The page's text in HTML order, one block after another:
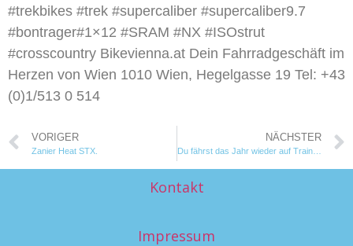
#trekbikes #trek #supercaliber #supercaliber9.7
#bontrager#1×12 #SRAM #NX #ISOstrut
#crosscountry Bikevienna.at Dein Fahrradgeschäft im
Herzen von Wien 1010 Wien, Hegelgasse 19 Tel: +43
(0)1/513 0 514
VORIGER
Zanier Heat STX.
NÄCHSTER
Du fährst das Jahr wieder auf Trainingslager
Kontakt
Impressum